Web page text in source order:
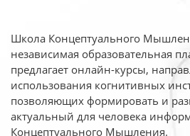
Школа Концептуального
независимая образовательная
предлагает онлайн-курсы,
использования когнитивных
позволяющих формировать и
актуальный для человека
Концептуального Мышления.